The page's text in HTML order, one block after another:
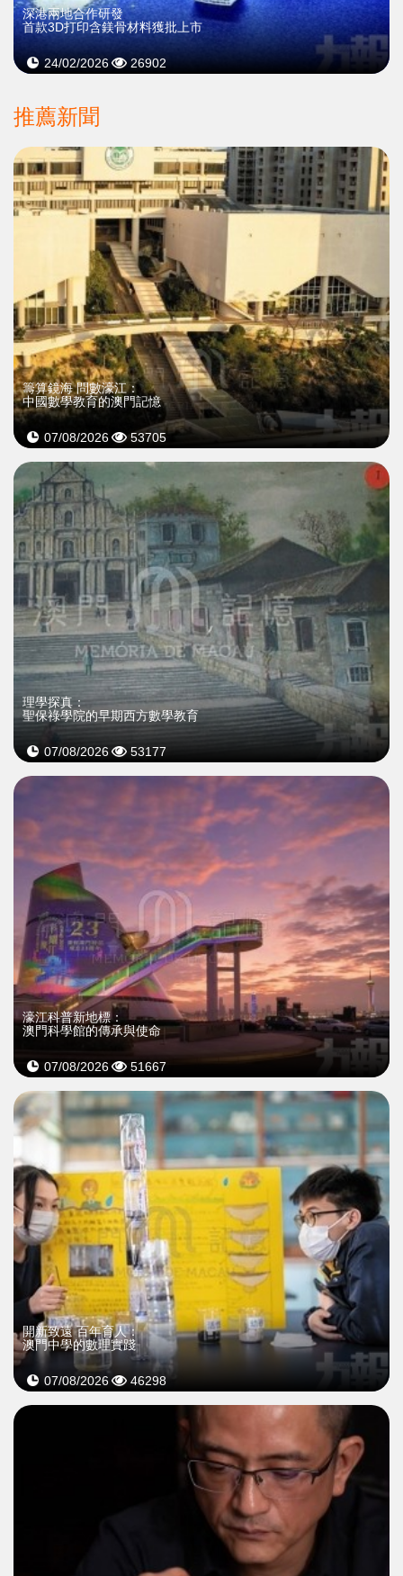
深港兩地合作研發
首款3D打印含鎂骨材料獲批上市
24/02/2026 26902
推薦新聞
籌算鏡海 問數濠江：
中國數學教育的澳門記憶
07/08/2026 53705
理學探真：
聖保祿學院的早期西方數學教育
07/08/2026 53177
濠江科普新地標：
澳門科學館的傳承與使命
07/08/2026 51667
開新致遠 百年育人：
澳門中學的數理實踐
07/08/2026 46298